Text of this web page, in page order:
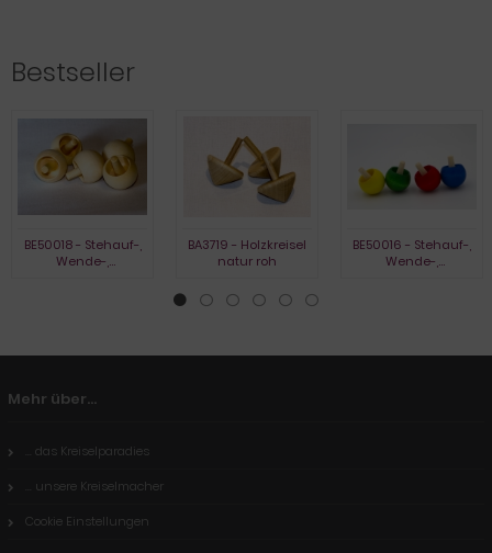
Bestseller
BE50018 - Stehauf-,
Wende-,
BA3719 - Holzkreisel
natur roh
BE50016 - Stehauf-,
Wende-,
Mehr über...
... das Kreiselparadies
... unsere Kreiselmacher
Cookie Einstellungen